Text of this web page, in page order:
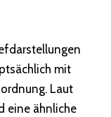
mit
Laut
eine ähnliche